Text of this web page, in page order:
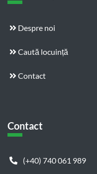
Despre noi
Caută locuință
Contact
Contact
(+40) 740 061 989